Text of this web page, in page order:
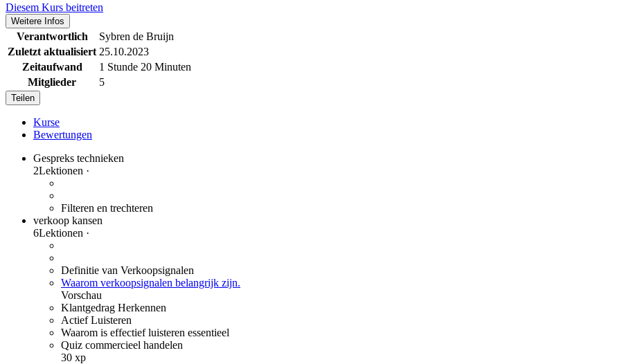
Diesem Kurs beitreten
Weitere Infos
Verantwortlich
Sybren de Bruijn
Zuletzt aktualisiert 25.10.2023
Zeitaufwand
1 Stunde 20 Minuten
Mitglieder
5
Teilen
Kurse
Bewertungen
Gespreks technieken
2Lektionen ·
Filteren en trechteren
verkoop kansen
6Lektionen ·
Definitie van Verkoopsignalen
Waarom verkoopsignalen belangrijk zijn.
Vorschau
Klantgedrag Herkennen
Actief Luisteren
Waarom is effectief luisteren essentieel
Quiz commercieel handelen
30 xp